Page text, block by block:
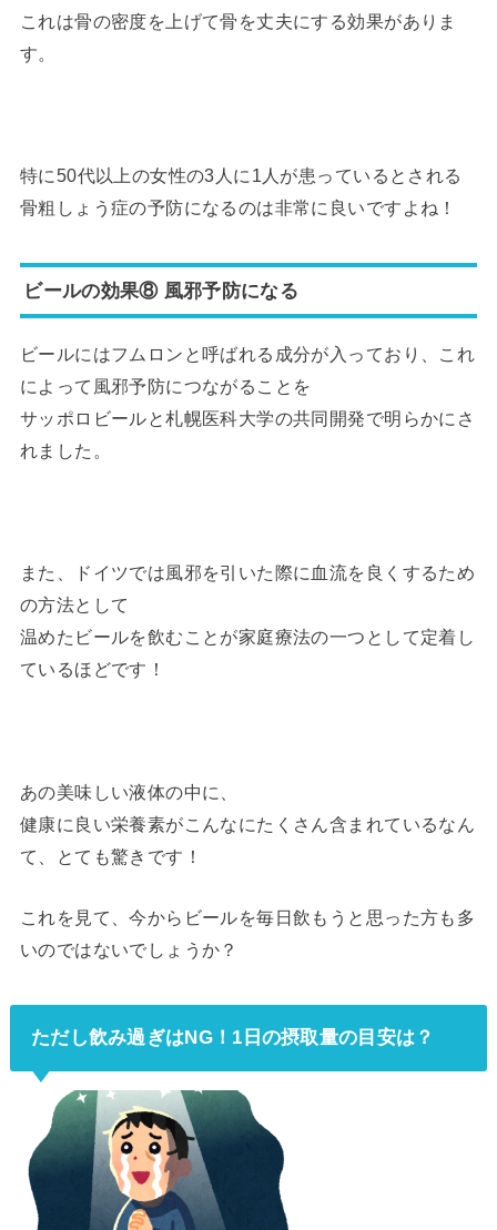
これは骨の密度を上げて骨を丈夫にする効果がありま
す。
特に50代以上の女性の3人に1人が患っているとされる
骨粗しょう症の予防になるのは非常に良いですよね！
ビールの効果⑧ 風邪予防になる
ビールにはフムロンと呼ばれる成分が入っており、これ
によって風邪予防につながることを
サッポロビールと札幌医科大学の共同開発で明らかにさ
れました。
また、ドイツでは風邪を引いた際に血流を良くするため
の方法として
温めたビールを飲むことが家庭療法の一つとして定着し
ているほどです！
あの美味しい液体の中に、
健康に良い栄養素がこんなにたくさん含まれているなん
て、とても驚きです！
これを見て、今からビールを毎日飲もうと思った方も多
いのではないでしょうか？
ただし飲み過ぎはNG！1日の摂取量の目安は？